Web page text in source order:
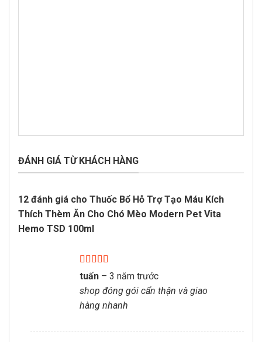
ĐÁNH GIÁ TỪ KHÁCH HÀNG
12 đánh giá cho Thuốc Bổ Hỗ Trợ Tạo Máu Kích
Thích Thèm Ăn Cho Chó Mèo Modern Pet Vita
Hemo TSD 100ml
Được xếp
hạng
5 sao
tuấn – 3 năm trước
shop đóng gói cẩn thận và giao
hàng nhanh